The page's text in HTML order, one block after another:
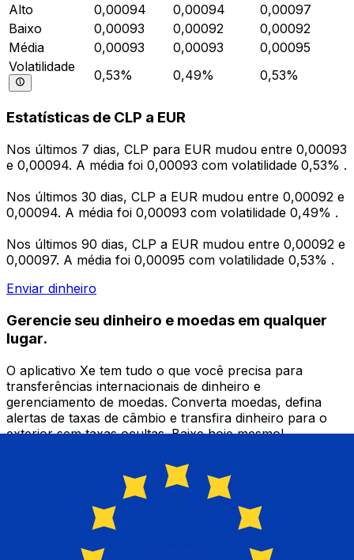
Alto
0,00094 0,00094
0,00097
Baixo
0,00093 0,00092
0,00092
Média
0,00093 0,00093
0,00095
Volatilidade
0,53% 0,49% 0,53%
Estatísticas de CLP a EUR
Nos últimos 7 dias, CLP para EUR mudou entre 0,00093
e 0,00094. A média foi 0,00093 com volatilidade 0,53% .
Nos últimos 30 dias, CLP a EUR mudou entre 0,00092 e
0,00094. A média foi 0,00093 com volatilidade 0,49% .
Nos últimos 90 dias, CLP a EUR mudou entre 0,00092 e
0,00097. A média foi 0,00095 com volatilidade 0,53% .
Enviar dinheiro
Gerencie seu dinheiro e moedas em qualquer
lugar.
O aplicativo Xe tem tudo o que você precisa para
transferências internacionais de dinheiro e
gerenciamento de moedas. Converta moedas, defina
alertas de taxas de câmbio e transfira dinheiro para o
exterior sem taxas ocultas. Baixe hoje mesmo!